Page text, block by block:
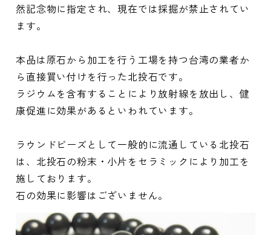
然記念物に指定され、現在では採掘が禁止されてい
ます。
本品は原石から加工を行う工場を持つ台湾の業者か
ら直接買い付けを行った北投石です。
ラジウムを含有することにより放射線を放出し、健
康促進に効果があるといわれています。
ラウンドビーズとして一般的に流通している北投石
は、北投石の粉末・小片をセラミックにより加工を
施しております。
石の効果に影響はございません。